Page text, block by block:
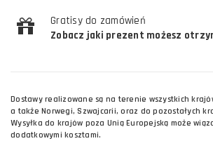
Gratisy do zamówień
Zobacz jaki prezent możesz
Dostawy realizowane są na terenie wszystkich
a także Norwegi, Szwajcarii, oraz do pozostałych
Wysyłka do krajów poza Unią Europejską może
dodatkowymi kosztami.